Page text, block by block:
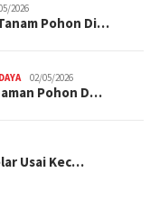
2026
Pohon Di…
02/05/2026
Pohon D…
Usai Kec…